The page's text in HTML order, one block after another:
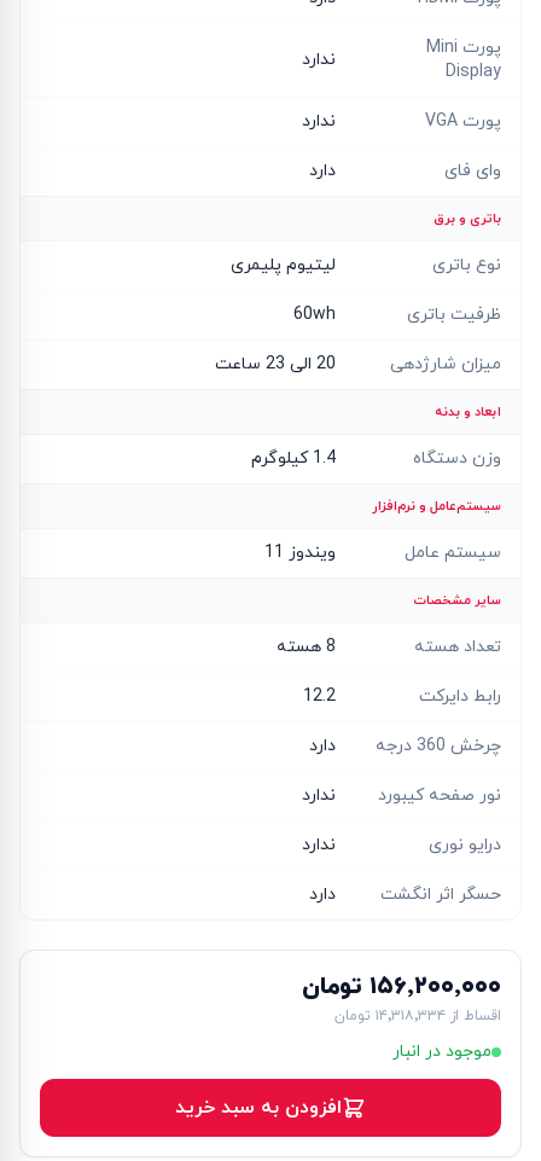
پورت Mini
Display
ندارد
پورت VGA ندارد
وای فای دارد
باتری و برق
نوع باتری لیتیوم پلیمری
ظرفیت باتری 60wh
میزان شارژدهی 20 الی 23 ساعت
ابعاد و بدنه
وزن دستگاه 1.4 کیلوگرم
سیستم‌عامل و نرم‌افزار
سیستم عامل ویندوز 11
سایر مشخصات
تعداد هسته 8 هسته
رابط دایرکت 12.2
چرخش 360 درجه دارد
نور صفحه کیبورد ندارد
درایو نوری ندارد
حسگر اثر انگشت دارد
۱۵۶٬۲۰۰٬۰۰۰ تومان
اقساط از ۱۴٬۳۱۸٬۳۳۴ تومان
موجود در انبار
افزودن به سبد خرید